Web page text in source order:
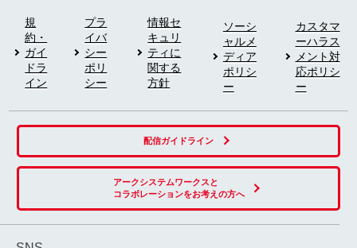
規
約・
ガイ
ドラ
イン
プラ
イバ
シー
ポリ
シー
情報セ
キュリ
ティに
関する
方針
ソーシ
ャルメ
ディア
ポリシ
ー
カスタマ
ーハラス
メント対
応ポリシ
ー
配信ガイドライン
アークシステムワークスと
コラボレーションをお考えの方へ